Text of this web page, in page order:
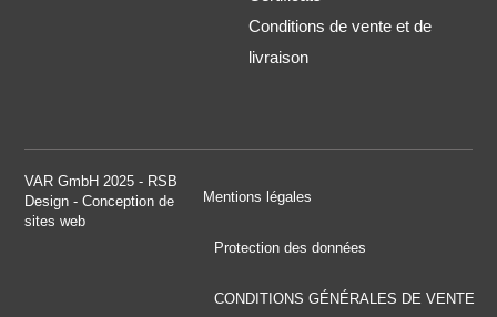
Conditions de vente et de
livraison
VAR GmbH 2025 - RSB
Design - Conception de
sites web
Mentions légales
Protection des données
CONDITIONS GÉNÉRALES DE VENTE